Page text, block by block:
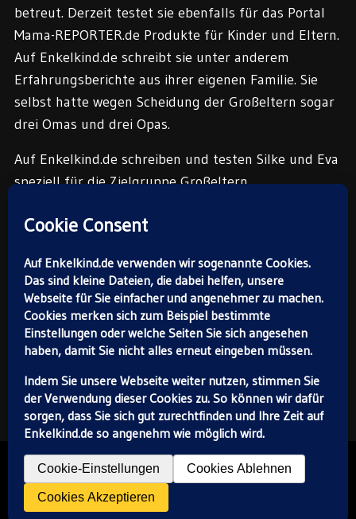
betreut. Derzeit testet sie ebenfalls für das Portal
Mama-REPORTER.de Produkte für Kinder und Eltern.
Auf Enkelkind.de schreibt sie unter anderem
Erfahrungsberichte aus ihrer eigenen Familie. Sie
selbst hatte wegen Scheidung der Großeltern sogar
drei Omas und drei Opas.
Auf Enkelkind.de schreiben und testen Silke und Eva
speziell für die Zielgruppe Großeltern.
Die Enkelkind.de-Redaktion:
Eva Gardé.
NACH OBEN